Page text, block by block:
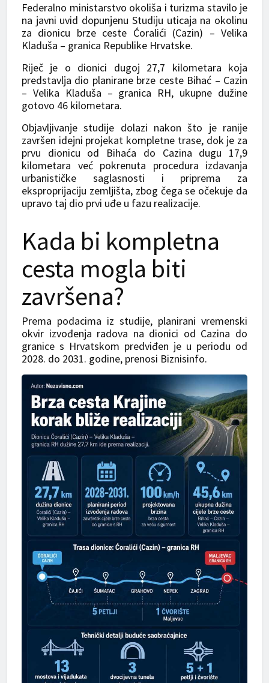
Federalno ministarstvo okoliša i turizma stavilo je
na javni uvid dopunjenu Studiju uticaja na okolinu
za dionicu brze ceste Ćoralići (Cazin) – Velika
Kladuša – granica Republike Hrvatske.
Riječ je o dionici dugoj 27,7 kilometara koja
predstavlja dio planirane brze ceste Bihać – Cazin
– Velika Kladuša – granica RH, ukupne dužine
gotovo 46 kilometara.
Objavljivanje studije dolazi nakon što je ranije
završen idejni projekat kompletne trase, dok je za
prvu dionicu od Bihaća do Cazina dugu 17,9
kilometara već pokrenuta procedura izdavanja
urbanističke saglasnosti i priprema za
eksproprijaciju zemljišta, zbog čega se očekuje da
upravo taj dio prvi uđe u fazu realizacije.
Kada bi kompletna
cesta mogla biti
završena?
Prema podacima iz studije, planirani vremenski
okvir izvođenja radova na dionici od Cazina do
granice s Hrvatskom predviđen je u periodu od
2028. do 2031. godine, prenosi Biznisinfo.